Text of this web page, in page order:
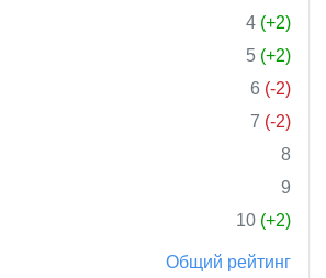
4 (+2)
5 (+2)
6 (-2)
7 (-2)
8
9
10 (+2)
Общий рейтинг